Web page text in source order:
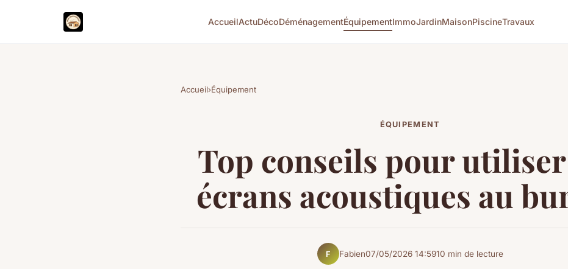
AccueilActuDécoDéménagementÉquipementImmoJardinMaisonPiscineTravaux
Accueil›Équipement
ÉQUIPEMENT
Top conseils pour
écrans acoustiques au
F Fabien07/05/2026 14:5910 min de lecture